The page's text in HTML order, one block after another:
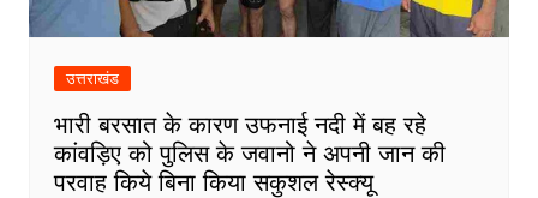
उत्तराखंड
भारी बरसात के कारण उफनाई नदी में बह रहे
कांवड़िए को पुलिस के जवानो ने अपनी जान की
परवाह किये बिना किया सकुशल रेस्क्यू